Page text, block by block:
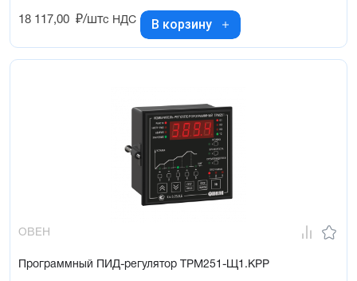
18 117,00 ₽/штс НДС В корзину
ОВЕН
Программный ПИД-регулятор ТРМ251-Щ1.КРР